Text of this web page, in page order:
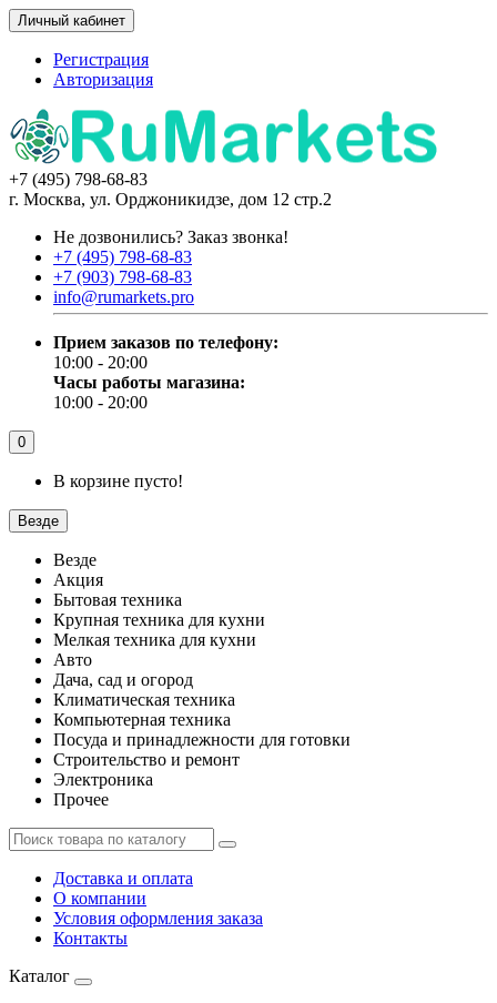
Личный кабинет
Регистрация
Авторизация
+7 (495) 798-68-83
г. Москва, ул. Орджоникидзе, дом 12 стр.2
Не дозвонились? Заказ звонка!
+7 (495) 798-68-83
+7 (903) 798-68-83
info@rumarkets.pro
Прием заказов по телефону:
10:00 - 20:00
Часы работы магазина:
10:00 - 20:00
0
В корзине пусто!
Везде
Везде
Акция
Бытовая техника
Крупная техника для кухни
Мелкая техника для кухни
Авто
Дача, сад и огород
Климатическая техника
Компьютерная техника
Посуда и принадлежности для готовки
Строительство и ремонт
Электроника
Прочее
Доставка и оплата
О компании
Условия оформления заказа
Контакты
Каталог